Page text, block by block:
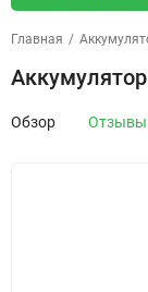
Главная /
Обзор Отзывы